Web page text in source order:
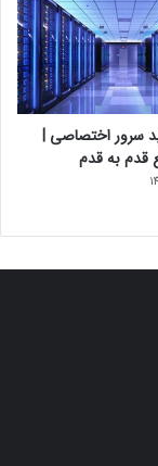
سرور اختصاصی |
قدم به قدم